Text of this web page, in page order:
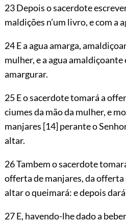
23 Depois o sacerdote
maldições n’um livro, e com a
24 E a agua amarga,
mulher, e a agua amaldiçoante
amargurar.
25 E o sacerdote tomará a
ciumes da mão da mulher, e
manjares [14]perante o
altar.
26 Tambem o sacerdote
offerta de manjares, da
altar o queimará: e depois
27 E, havendo-lhe dado a